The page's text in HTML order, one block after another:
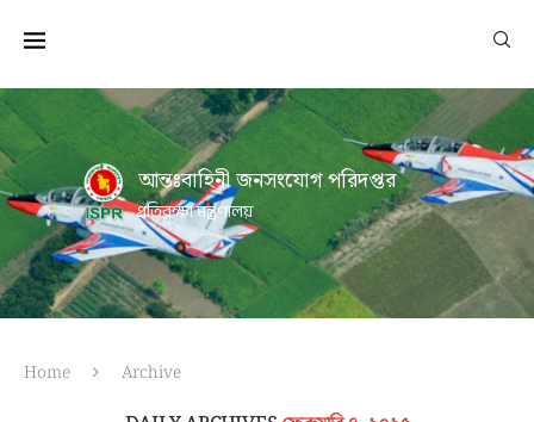
আন্তঃবাহিনী জনসংযোগ পরিদপ্তর
প্রতিরক্ষা মন্ত্রণালয়
Home Archive